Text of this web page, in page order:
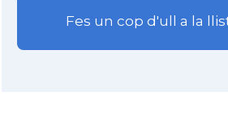
Fes un cop d'ull a la